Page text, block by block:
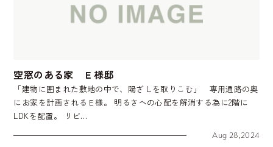
空窓のある家 Ｅ様邸
「建物に囲まれた敷地の中で、陽ざしを取りこむ」 専用通路の奥
にお家を計画されるＥ様。 明るさへの心配を解消する為に2階に
LDKを配置。 リビ…
Aug 28,2024